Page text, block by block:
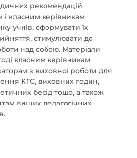
рекомендацій
класним керівникам
учнів, сформувати їх
стимулювати до
над собою. Матеріали
класним керівникам,
з виховної роботи для
КТС, виховних годин,
етичних бесід тощо, а також
вищих педагогічних